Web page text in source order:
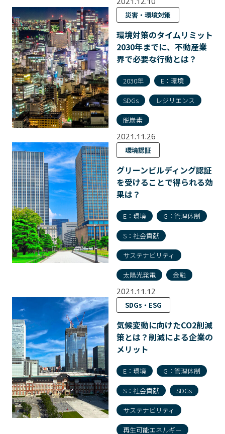
災害・環境対策
環境対策のタイムリミット
2030年までに、不動産業
界で必要な行動とは？
2030年 E：環境
SDGs レジリエンス
脱炭素
2021.11.26
環境認証
グリーンビルディング認証
を受けることで得られる効
果は？
E：環境 G：管理体制
S：社会貢献
サステナビリティ
太陽光発電 金融
2021.11.12
SDGs・ESG
気候変動に向けたCO2削減
策とは？削減による企業の
メリット
E：環境 G：管理体制
S：社会貢献 SDGs
サステナビリティ
再生可能エネルギー